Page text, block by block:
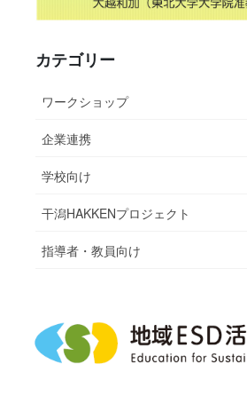
カテゴリー
ワークショップ
企業連携
学校向け
干潟HAKKENプロジェクト
指導者・教員向け